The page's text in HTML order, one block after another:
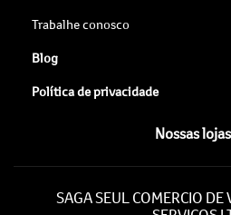
Trabalhe conosco
Blog
Política de privacidade
Nossas lojas
SAGA SEUL COMERCIO DE